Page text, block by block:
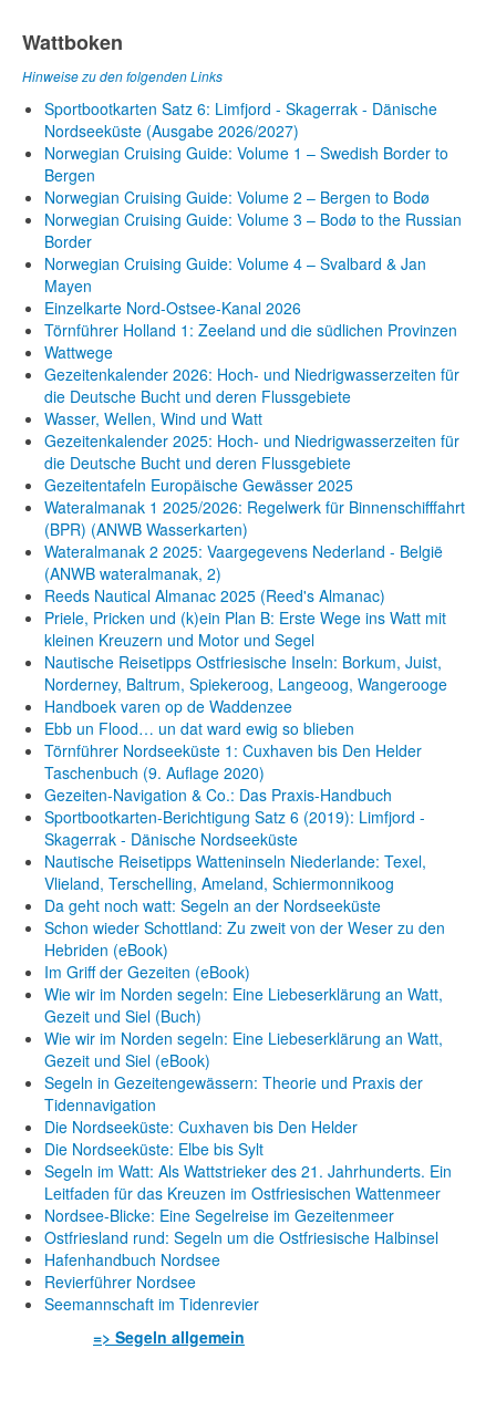
Wattboken
Hinweise zu den folgenden Links
Sportbootkarten Satz 6: Limfjord - Skagerrak - Dänische
Nordseeküste (Ausgabe 2026/2027)
Norwegian Cruising Guide: Volume 1 – Swedish Border to
Bergen
Norwegian Cruising Guide: Volume 2 – Bergen to Bodø
Norwegian Cruising Guide: Volume 3 – Bodø to the Russian
Border
Norwegian Cruising Guide: Volume 4 – Svalbard & Jan
Mayen
Einzelkarte Nord-Ostsee-Kanal 2026
Törnführer Holland 1: Zeeland und die südlichen Provinzen
Wattwege
Gezeitenkalender 2026: Hoch- und Niedrigwasserzeiten für
die Deutsche Bucht und deren Flussgebiete
Wasser, Wellen, Wind und Watt
Gezeitenkalender 2025: Hoch- und Niedrigwasserzeiten für
die Deutsche Bucht und deren Flussgebiete
Gezeitentafeln Europäische Gewässer 2025
Wateralmanak 1 2025/2026: Regelwerk für Binnenschifffahrt
(BPR) (ANWB Wasserkarten)
Wateralmanak 2 2025: Vaargegevens Nederland - België
(ANWB wateralmanak, 2)
Reeds Nautical Almanac 2025 (Reed's Almanac)
Priele, Pricken und (k)ein Plan B: Erste Wege ins Watt mit
kleinen Kreuzern und Motor und Segel
Nautische Reisetipps Ostfriesische Inseln: Borkum, Juist,
Norderney, Baltrum, Spiekeroog, Langeoog, Wangerooge
Handboek varen op de Waddenzee
Ebb un Flood… un dat ward ewig so blieben
Törnführer Nordseeküste 1: Cuxhaven bis Den Helder
Taschenbuch (9. Auflage 2020)
Gezeiten-Navigation & Co.: Das Praxis-Handbuch
Sportbootkarten-Berichtigung Satz 6 (2019): Limfjord -
Skagerrak - Dänische Nordseeküste
Nautische Reisetipps Watteninseln Niederlande: Texel,
Vlieland, Terschelling, Ameland, Schiermonnikoog
Da geht noch watt: Segeln an der Nordseeküste
Schon wieder Schottland: Zu zweit von der Weser zu den
Hebriden (eBook)
Im Griff der Gezeiten (eBook)
Wie wir im Norden segeln: Eine Liebeserklärung an Watt,
Gezeit und Siel (Buch)
Wie wir im Norden segeln: Eine Liebeserklärung an Watt,
Gezeit und Siel (eBook)
Segeln in Gezeitengewässern: Theorie und Praxis der
Tidennavigation
Die Nordseeküste: Cuxhaven bis Den Helder
Die Nordseeküste: Elbe bis Sylt
Segeln im Watt: Als Wattstrieker des 21. Jahrhunderts. Ein
Leitfaden für das Kreuzen im Ostfriesischen Wattenmeer
Nordsee-Blicke: Eine Segelreise im Gezeitenmeer
Ostfriesland rund: Segeln um die Ostfriesische Halbinsel
Hafenhandbuch Nordsee
Revierführer Nordsee
Seemannschaft im Tidenrevier
=> Segeln allgemein